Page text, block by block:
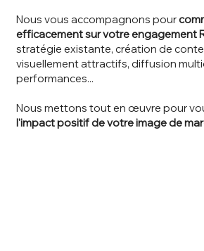
Nous vous accompagnons pour
efficacement sur votre engagement
stratégie existante, création de
visuellement attractifs, diffusion
performances...
Nous mettons tout en œuvre pour
l'impact positif de votre image de